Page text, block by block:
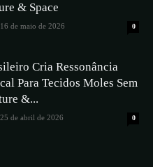
& Space
16 de maio de 2026 0
Cria Ressonância
Para Tecidos Moles Sem
&...
25 de abril de 2026 0